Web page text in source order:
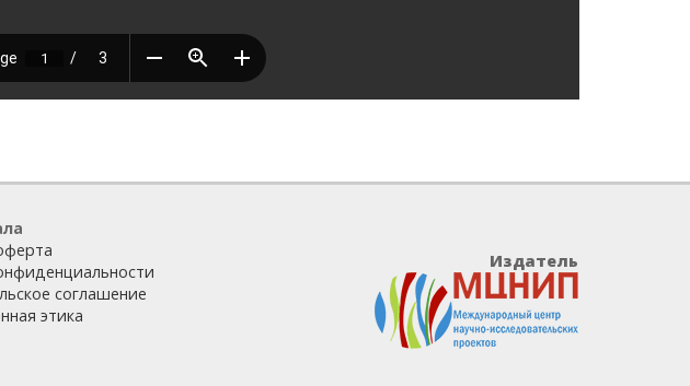
соглашение
этика
Издатель